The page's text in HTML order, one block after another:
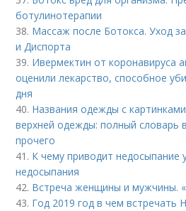
ботулинотерапии
38. Массаж после Ботокса. Уход
и Диспорта
39. Ивермектин от коронавируса
оценили лекарство, способное
дня
40. Названия одежды с
верхней одежды: полный словарь
прочего
41. К чему приводит
недосыпания
42. Встреча женщины и мужчины.
43. Год 2019 год в чем встречать